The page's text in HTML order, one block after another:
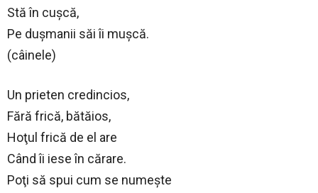
Stă în cuşcă,
Pe duşmanii săi îi muşcă.
(câinele)
Un prieten credincios,
Fără frică, bătăios,
Hoţul frică de el are
Când îi iese în cărare.
Poţi să spui cum se numeşte